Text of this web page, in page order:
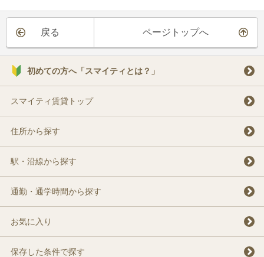
戻る ページトップへ
初めての方へ「スマイティとは？」
スマイティ賃貸トップ
住所から探す
駅・沿線から探す
通勤・通学時間から探す
お気に入り
保存した条件で探す